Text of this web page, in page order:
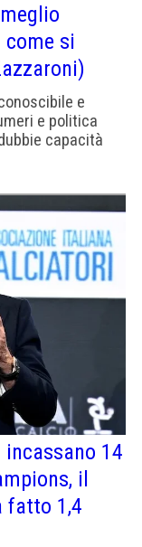
si
e
e politica
capacità
e,
incassano 14
il
fatto 1,4